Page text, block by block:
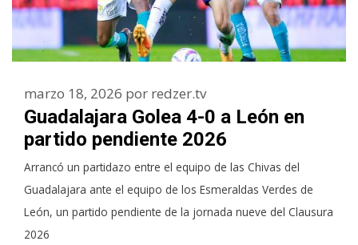
Guadalajara Golea 4-0 a León en
partido pendiente 2026
marzo 18, 2026 por redzer.tv
Arrancó un partidazo entre el equipo de las Chivas del
Guadalajara ante el equipo de los Esmeraldas Verdes de
León, un partido pendiente de la jornada nueve del Clausura
2026